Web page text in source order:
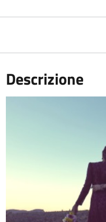
Descrizione